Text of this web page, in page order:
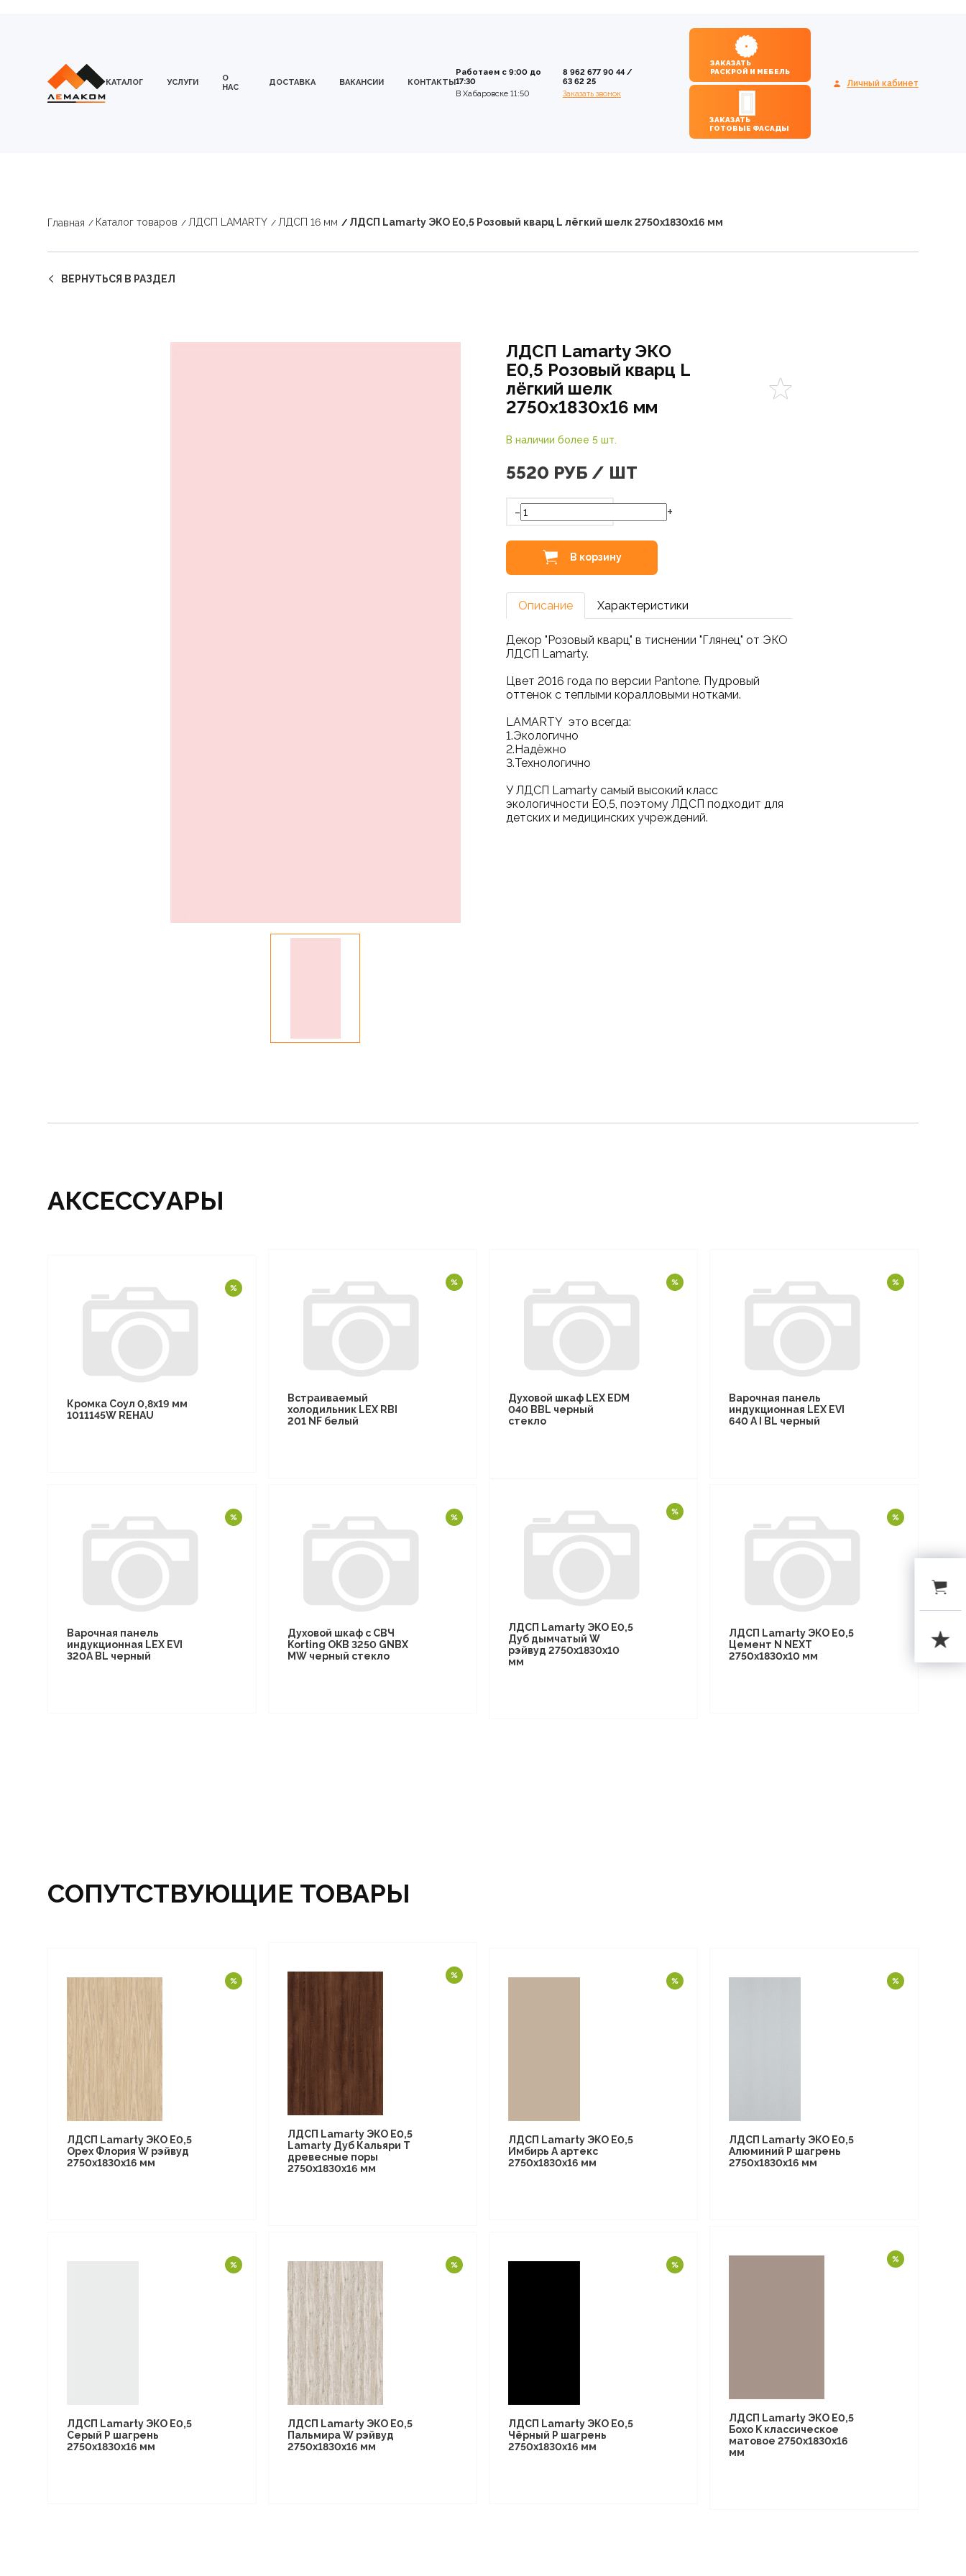
КАТАЛОГ УСЛУГИ
О
НАС
ДОСТАВКА ВАКАНСИИ КОНТАКТЫ
Работаем с 9:00 до
17:30
В Хабаровске 11:50
8 962 677 90 44/
63 62 25
Заказать звонок
ЗАКАЗАТЬ
РАСКРОЙ И МЕБЕЛЬ
ЗАКАЗАТЬ
ГОТОВЫЕ ФАСАДЫ
Личный кабинет
Главная Каталог товаров ЛДСП LAMARTY ЛДСП 16 мм ЛДСП Lamarty ЭКО E0,5 Розовый кварц L лёгкий шелк 2750х1830х16 мм
ВЕРНУТЬСЯ В РАЗДЕЛ
ЛДСП Lamarty ЭКО
E0,5 Розовый кварц L
лёгкий шелк
2750х1830х16 мм
В наличии более 5 шт.
5520 РУБ / ШТ
- +
В корзину
Описание Характеристики
Декор "Розовый кварц" в тиснении "Глянец" от ЭКО
ЛДСП Lamarty.
Цвет 2016 года по версии Pantone. Пудровый
оттенок с теплыми коралловыми нотками.
LAMARTY это всегда:
1.Экологично
2.Надёжно
3.Технологично
У ЛДСП Lamarty самый высокий класс
экологичности Е0,5, поэтому ЛДСП подходит для
детских и медицинских учреждений.
АКСЕССУАРЫ
Кромка Соул 0,8х19 мм
1011145W REHAU
Встраиваемый
холодильник LEX RBI
201 NF белый
Духовой шкаф LEX EDM
040 BBL черный
стекло
Варочная панель
индукционная LEX EVI
640 A I BL черный
Варочная панель
индукционная LEX EVI
320A BL черный
Духовой шкаф с СВЧ
Korting OKB 3250 GNBX
MW черный стекло
ЛДСП Lamarty ЭКО E0,5
Дуб дымчатый W
рэйвуд 2750х1830х10
мм
ЛДСП Lamarty ЭКО E0,5
Цемент N NEXT
2750х1830х10 мм
СОПУТСТВУЮЩИЕ ТОВАРЫ
ЛДСП Lamarty ЭКО E0,5
Орех Флория W рэйвуд
2750х1830х16 мм
ЛДСП Lamarty ЭКО E0,5
Lamarty Дуб Кальяри T
древесные поры
2750х1830х16 мм
ЛДСП Lamarty ЭКО E0,5
Имбирь A артекс
2750х1830х16 мм
ЛДСП Lamarty ЭКО E0,5
Алюминий P шагрень
2750х1830х16 мм
ЛДСП Lamarty ЭКО E0,5
Серый P шагрень
2750х1830х16 мм
ЛДСП Lamarty ЭКО E0,5
Пальмира W рэйвуд
2750х1830х16 мм
ЛДСП Lamarty ЭКО E0,5
Чёрный P шагрень
2750х1830х16 мм
ЛДСП Lamarty ЭКО E0,5
Бохо K классическое
матовое 2750х1830х16
мм